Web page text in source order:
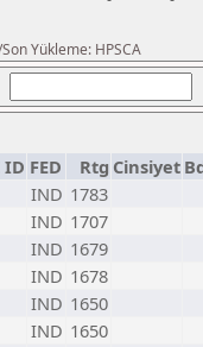
Yükleme: HPSCA
ID FED Rtg Cinsiyet
IND 1783
IND 1707
IND 1679
IND 1678
IND 1650
IND 1650